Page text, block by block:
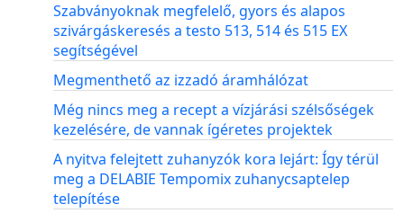
Szabványoknak megfelelő, gyors és alapos
szivárgáskeresés a testo 513, 514 és 515 EX
segítségével
Megmenthető az izzadó áramhálózat
Még nincs meg a recept a vízjárási szélsőségek
kezelésére, de vannak ígéretes projektek
A nyitva felejtett zuhanyzók kora lejárt: Így térül
meg a DELABIE Tempomix zuhanycsaptelep
telepítése